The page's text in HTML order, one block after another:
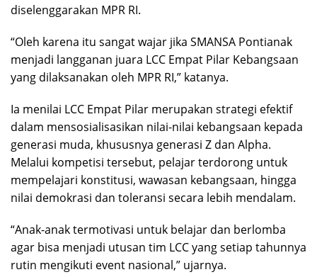
diselenggarakan MPR RI.
“Oleh karena itu sangat wajar jika SMANSA Pontianak
menjadi langganan juara LCC Empat Pilar Kebangsaan
yang dilaksanakan oleh MPR RI,” katanya.
Ia menilai LCC Empat Pilar merupakan strategi efektif
dalam mensosialisasikan nilai-nilai kebangsaan kepada
generasi muda, khususnya generasi Z dan Alpha.
Melalui kompetisi tersebut, pelajar terdorong untuk
mempelajari konstitusi, wawasan kebangsaan, hingga
nilai demokrasi dan toleransi secara lebih mendalam.
“Anak-anak termotivasi untuk belajar dan berlomba
agar bisa menjadi utusan tim LCC yang setiap tahunnya
rutin mengikuti event nasional,” ujarnya.